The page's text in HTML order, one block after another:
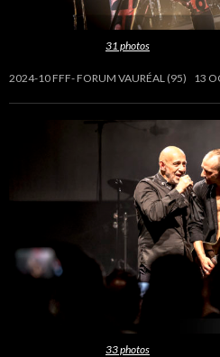
31 photos
2024-10 FFF- FORUM VAURÉAL (95) 13
33 photos